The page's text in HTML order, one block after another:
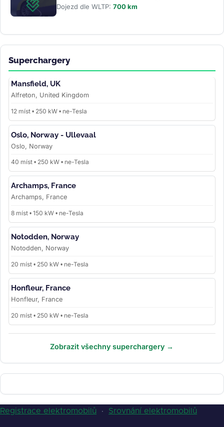
Dojezd dle WLTP: 700 km
Superchargery
Mansfield, UK
Alfreton, United Kingdom
12 míst • 250 kW • ne-Tesla
Oslo, Norway - Ullevaal
Oslo, Norway
40 míst • 250 kW • ne-Tesla
Archamps, France
Archamps, France
8 míst • 150 kW • ne-Tesla
Notodden, Norway
Notodden, Norway
20 míst • 250 kW • ne-Tesla
Honfleur, France
Honfleur, France
20 míst • 250 kW • ne-Tesla
Zobrazit všechny superchargery →
Registrace elektromobilů · Srovnání elektromobilů